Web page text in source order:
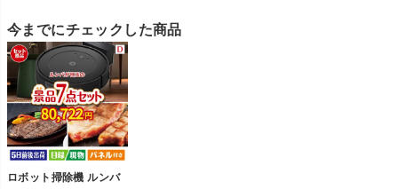
今までにチェックした商品
ロボット掃除機 ルンバ